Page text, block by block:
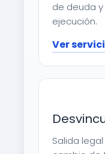
de deuda
ejecución.
Ver
Salida